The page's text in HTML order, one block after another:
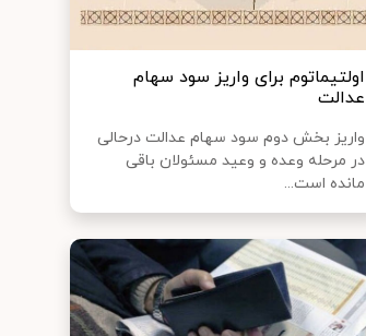
اولتیماتوم برای واریز سود سهام
عدالت
واریز بخش دوم سود سهام عدالت درحالی
در مرحله وعده و وعید مسئولان باقی
مانده است...